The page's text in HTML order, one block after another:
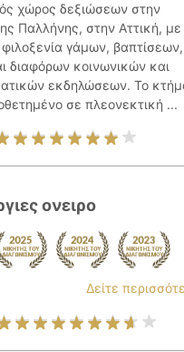
χώρος δεξιώσεων στην
Παλλήνης, στην Αττική, με
γάμων, βαπτίσεων,
διαφόρων κοινωνικών και
εκδηλώσεων. Το
σε πλεονεκτική ...
ονειρο
Δείτε